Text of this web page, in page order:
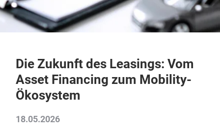
Die Zukunft des Leasings: Vom
Asset Financing zum Mobility-
Ökosystem
18.05.2026